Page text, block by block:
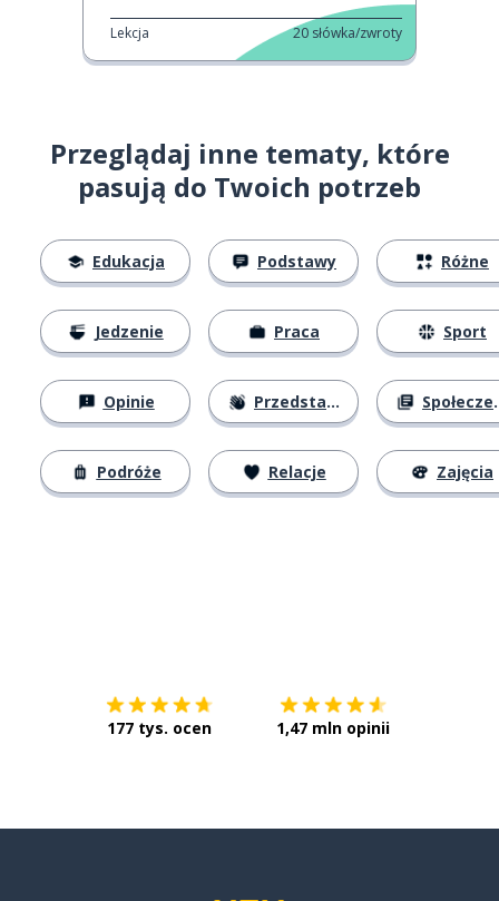
Lekcja 20 słówka/zwroty
Przeglądaj inne tematy, które
pasują do Twoich potrzeb
Edukacja
Jedzenie
Opinie
Podróże
Podstawy
Praca
Przedstawianie się
Relacje
Różne
Sport
Społeczeństwo
Zajęcia
177 tys. ocen 1,47 mln opinii